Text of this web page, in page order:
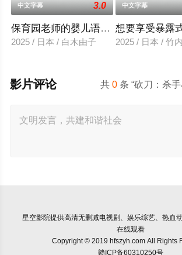
中文字幕 3.0
保育园老师的婴儿语让人超兴奋
2025 / 日本 / 白木由子
中文字幕
想要享受暴露
2025 / 日本 / 竹
共0 条 “砍刀：杀
影片评论
星空影院提供高清无删减电视剧、娱乐综艺、热血
在线观看
Copyright © 2019 hfszyh.com All Rights
赣ICP备60310250号